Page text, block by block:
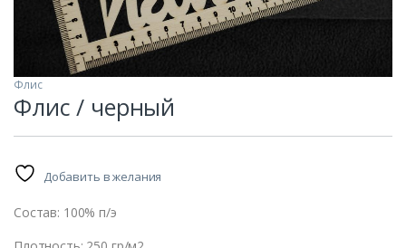
Флис
Флис / черный
Добавить в желания
Состав: 100% п/э